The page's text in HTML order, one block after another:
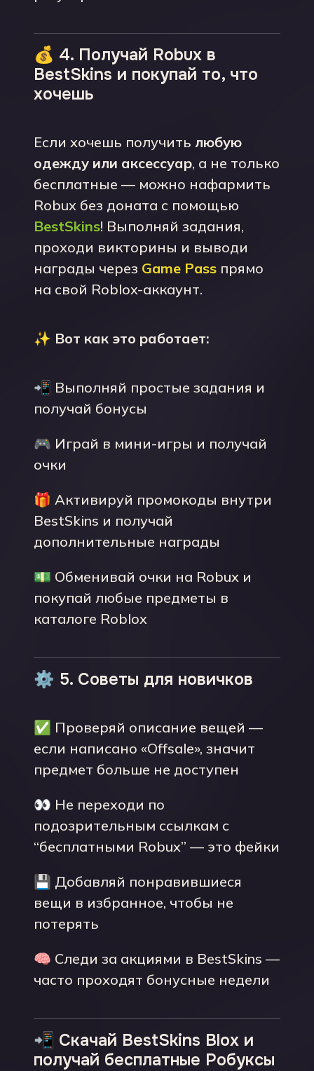
💰 4. Получай Robux в
BestSkins и покупай то, что
хочешь
Если хочешь получить любую
одежду или аксессуар, а не только
бесплатные — можно нафармить
Robux без доната с помощью
BestSkins! Выполняй задания,
проходи викторины и выводи
награды через Game Pass прямо
на свой Roblox-аккаунт.
✨ Вот как это работает:
📲 Выполняй простые задания и
получай бонусы
🎮 Играй в мини-игры и получай
очки
🎁 Активируй промокоды внутри
BestSkins и получай
дополнительные награды
💵 Обменивай очки на Robux и
покупай любые предметы в
каталоге Roblox
⚙️ 5. Советы для новичков
✅ Проверяй описание вещей —
если написано «Offsale», значит
предмет больше не доступен
👀 Не переходи по
подозрительным ссылкам с
“бесплатными Robux” — это фейки
💾 Добавляй понравившиеся
вещи в избранное, чтобы не
потерять
🧠 Следи за акциями в BestSkins —
часто проходят бонусные недели
📲 Скачай BestSkins Blox и
получай бесплатные Робуксы